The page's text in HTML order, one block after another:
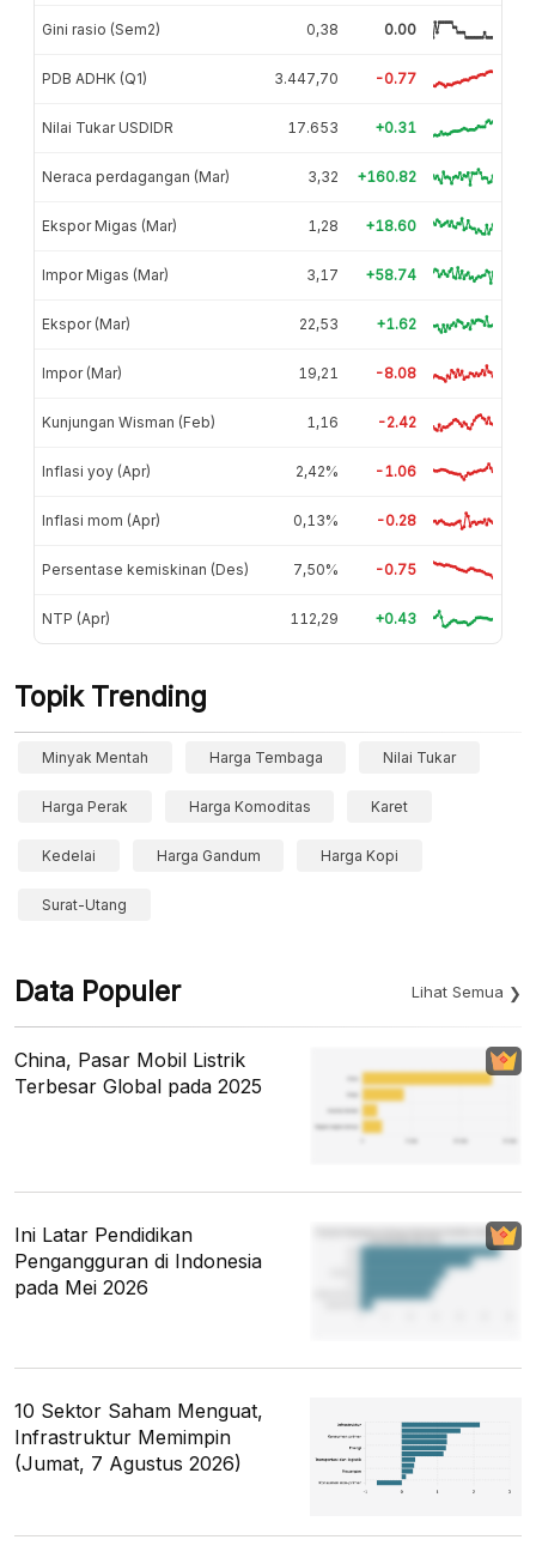
Gini rasio (Sem2) 0,38 0.00
PDB ADHK (Q1) 3.447,70 -0.77
Nilai Tukar USDIDR 17.653 +0.31
Neraca perdagangan (Mar) 3,32 +160.82
Ekspor Migas (Mar) 1,28 +18.60
Impor Migas (Mar) 3,17 +58.74
Ekspor (Mar) 22,53 +1.62
Impor (Mar) 19,21 -8.08
Kunjungan Wisman (Feb) 1,16 -2.42
Inflasi yoy (Apr) 2,42% -1.06
Inflasi mom (Apr) 0,13% -0.28
Persentase kemiskinan (Des) 7,50% -0.75
NTP (Apr) 112,29 +0.43
Topik Trending
Minyak Mentah Harga Tembaga Nilai Tukar
Harga Perak Harga Komoditas Karet
Kedelai Harga Gandum Harga Kopi
Surat-Utang
Data Populer Lihat Semua
China, Pasar Mobil Listrik
Terbesar Global pada 2025
Ini Latar Pendidikan
Pengangguran di Indonesia
pada Mei 2026
10 Sektor Saham Menguat,
Infrastruktur Memimpin
(Jumat, 7 Agustus 2026)